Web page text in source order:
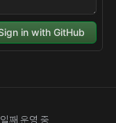
일째 운영 중